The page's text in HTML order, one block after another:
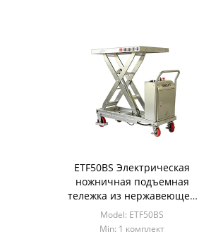
ETF50BS Электрическая
ножничная подъемная
тележка из нержавеющей
стали | Одинарные и
двойные варианты
Model: ETF50BS
Min: 1 комплект